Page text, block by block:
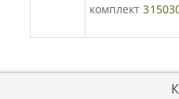
комплект